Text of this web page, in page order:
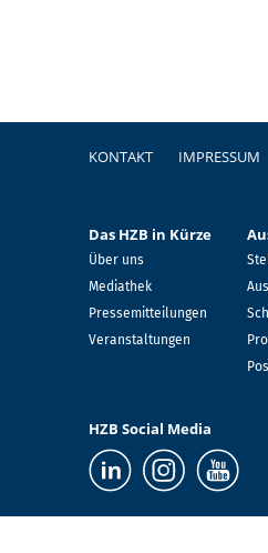
Fußzeile
KONTAKT IMPRESSUM
Das HZB in Kürze
Über uns
Mediathek
Pressemitteilungen
Veranstaltungen
HZB Social Media